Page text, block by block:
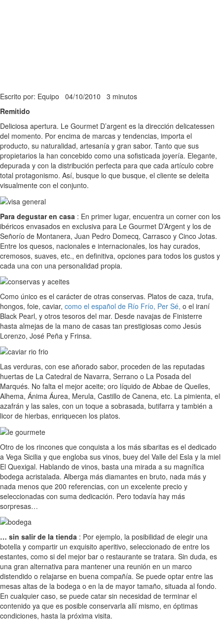
Escrito por: Equipo 04/10/2010 3 minutos
Remitido
Deliciosa apertura. Le Gourmet D’argent es la dirección delicatessen
del momento. Por encima de marcas y tendencias, importa el
producto, su naturalidad, artesanía y gran sabor. Tanto que sus
propietarios la han concebido como una sofisticada joyería. Elegante,
depurada y con la distribución perfecta para que cada artículo cobre
total protagonismo. Así, busque lo que busque, el cliente se deleita
visualmente con el conjunto.
Para degustar en casa : En primer lugar, encuentra un corner con los
ibéricos envasados en exclusiva para Le Gourmet D’Argent y los de
Señorío de Montanera, Juan Pedro Domecq, Carrasco y Cinco Jotas.
Entre los quesos, nacionales e internacionales, los hay curados,
cremosos, suaves, etc., en definitiva, opciones para todos los gustos y
cada una con una personalidad propia.
Como único es el carácter de otras conservas. Platos de caza, trufa,
hongos, foie, caviar, como el español de Río Frío, Per Sé, o el iraní
Black Pearl, y otros tesoros del mar. Desde navajas de Finisterre
hasta almejas de la mano de casas tan prestigiosas como Jesús
Lorenzo, José Peña y Frinsa.
Las verduras, con ese añorado sabor, proceden de las reputadas
huertas de La Catedral de Navarra, Serrano o La Posada del
Marqués. No falta el mejor aceite; oro líquido de Abbae de Queiles,
Alhema, Ánima Áurea, Merula, Castillo de Canena, etc. La pimienta, el
azafrán y las sales, con un toque a sobrasada, butifarra y también a
licor de hierbas, enriquecen los platos.
Otro de los rincones que conquista a los más sibaritas es el dedicado
a Vega Sicilia y que engloba sus vinos, buey del Valle del Esla y la miel
El Quexigal. Hablando de vinos, basta una mirada a su magnífica
bodega acristalada. Alberga más diamantes en bruto, nada más y
nada menos que 200 referencias, con un excelente precio y
seleccionadas con suma dedicación. Pero todavía hay más
sorpresas…
… sin salir de la tienda : Por ejemplo, la posibilidad de elegir una
botella y compartir un exquisito aperitivo, seleccionado de entre los
estantes, como si del mejor bar o restaurante se tratara. Sin duda, es
una gran alternativa para mantener una reunión en un marco
distendido o relajarse en buena compañía. Se puede optar entre las
mesas altas de la bodega o en la de mayor tamaño, situada al fondo.
En cualquier caso, se puede catar sin necesidad de terminar el
contenido ya que es posible conservarla allí mismo, en óptimas
condiciones, hasta la próxima visita.